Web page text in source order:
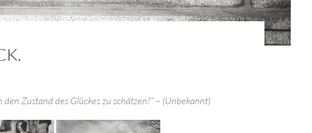
Zustand des Glückes zu schätzen?“ – (Unbekannt)